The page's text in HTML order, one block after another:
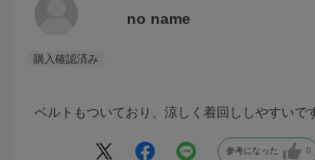
no name
ベルトもついており、涼しく着回ししやすいで
参考になった 0